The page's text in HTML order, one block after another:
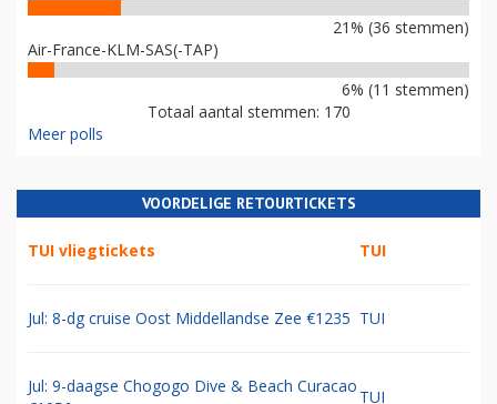
21% (36 stemmen)
Air-France-KLM-SAS(-TAP)
6% (11 stemmen)
Totaal aantal stemmen: 170
Meer polls
VOORDELIGE RETOURTICKETS
TUI vliegtickets TUI
Jul: 8-dg cruise Oost Middellandse Zee €1235 TUI
Jul: 9-daagse Chogogo Dive & Beach Curacao
TUI